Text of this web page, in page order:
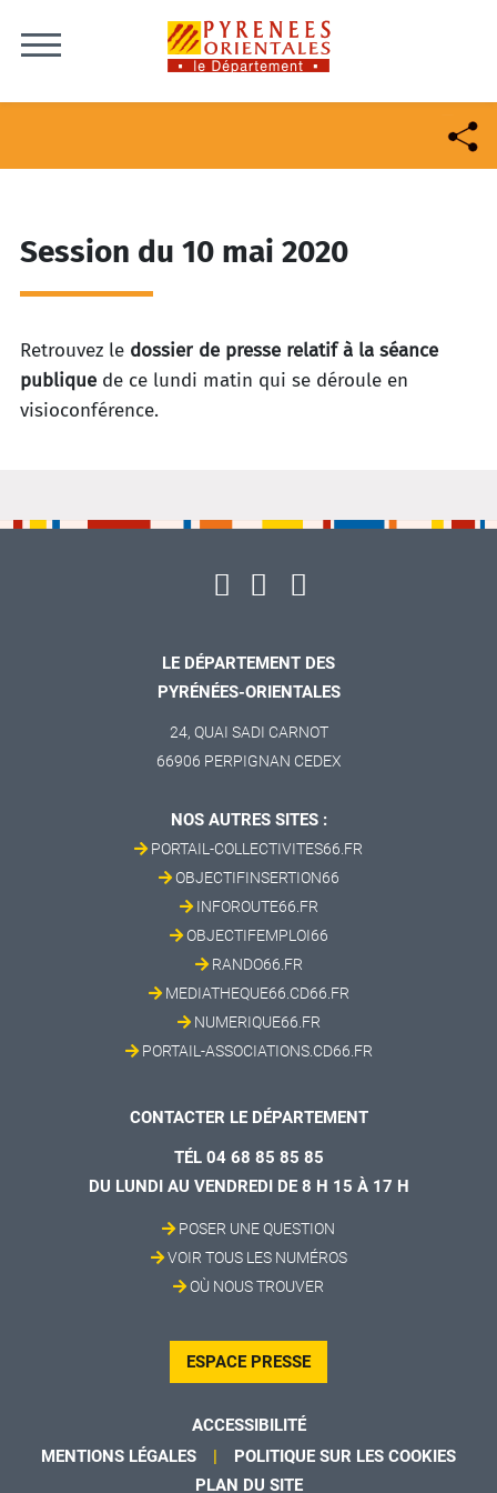
Session du 10 mai 2020
Retrouvez le dossier de presse relatif à la séance
publique de ce lundi matin qui se déroule en
visioconférence.
LE DÉPARTEMENT DES
PYRÉNÉES-ORIENTALES
24, QUAI SADI CARNOT
66906 PERPIGNAN CEDEX
NOS AUTRES SITES :
PORTAIL-COLLECTIVITES66.FR
OBJECTIFINSERTION66
INFOROUTE66.FR
OBJECTIFEMPLOI66
RANDO66.FR
MEDIATHEQUE66.CD66.FR
NUMERIQUE66.FR
PORTAIL-ASSOCIATIONS.CD66.FR
CONTACTER LE DÉPARTEMENT
TÉL 04 68 85 85 85
DU LUNDI AU VENDREDI DE 8 H 15 À 17 H
POSER UNE QUESTION
VOIR TOUS LES NUMÉROS
OÙ NOUS TROUVER
ESPACE PRESSE
ACCESSIBILITÉ
MENTIONS LÉGALES
POLITIQUE SUR LES COOKIES
PLAN DU SITE